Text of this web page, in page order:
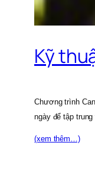
Kỹ
Chương trình
ngày để tập
(xem thêm…)